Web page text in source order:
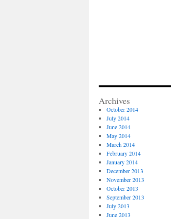
Archives
October 2014
July 2014
June 2014
May 2014
March 2014
February 2014
January 2014
December 2013
November 2013
October 2013
September 2013
July 2013
June 2013